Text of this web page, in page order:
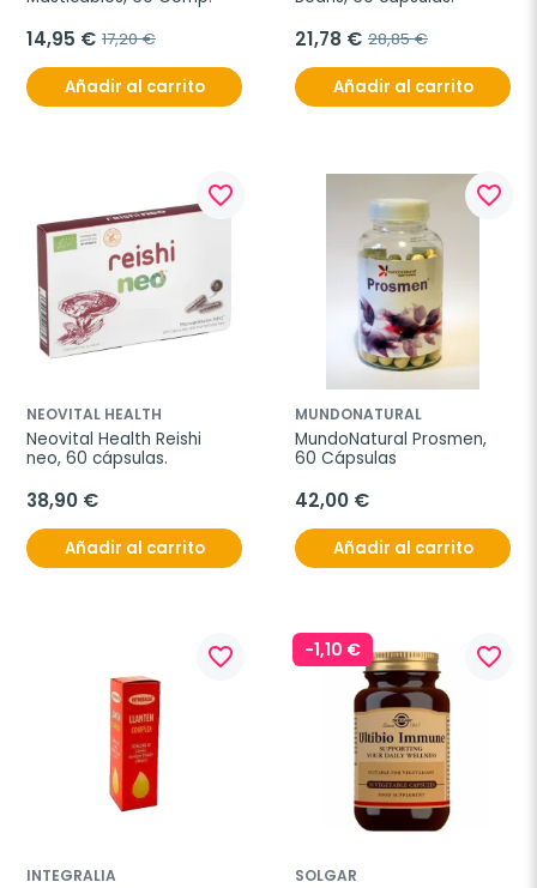
14,95 € 17,20 €
Añadir al carrito
21,78 € 28,85 €
Añadir al carrito
favorite_border
NEOVITAL HEALTH
Neovital Health Reishi
neo, 60 cápsulas.
38,90 €
Añadir al carrito
favorite_border
MUNDONATURAL
MundoNatural Prosmen,
60 Cápsulas
42,00 €
Añadir al carrito
favorite_border
INTEGRALIA
-1,10 € favorite_border
SOLGAR